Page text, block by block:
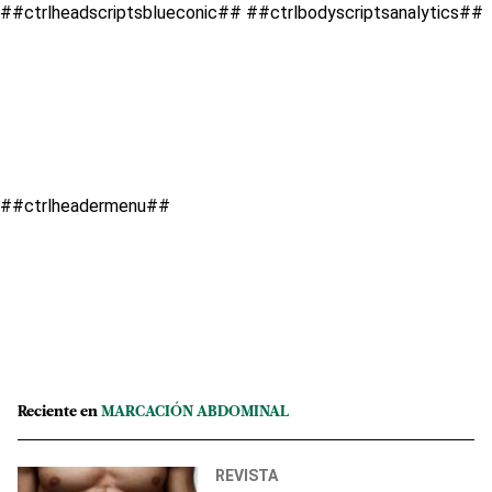
##ctrlheadscriptsblueconic## ##ctrlbodyscriptsanalytics##
##ctrlheadermenu##
Reciente en MARCACIÓN ABDOMINAL
REVISTA